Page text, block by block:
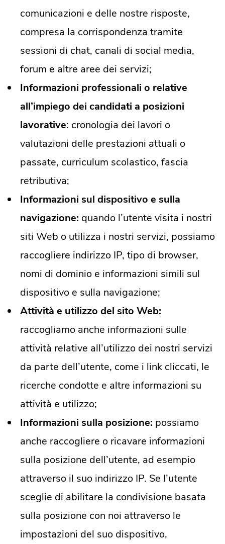
comunicazioni e delle nostre risposte,
compresa la corrispondenza tramite
sessioni di chat, canali di social media,
forum e altre aree dei servizi;
Informazioni professionali o relative
all’impiego dei candidati a posizioni
lavorative: cronologia dei lavori o
valutazioni delle prestazioni attuali o
passate, curriculum scolastico, fascia
retributiva;
Informazioni sul dispositivo e sulla
navigazione: quando l’utente visita i nostri
siti Web o utilizza i nostri servizi, possiamo
raccogliere indirizzo IP, tipo di browser,
nomi di dominio e informazioni simili sul
dispositivo e sulla navigazione;
Attività e utilizzo del sito Web:
raccogliamo anche informazioni sulle
attività relative all’utilizzo dei nostri servizi
da parte dell’utente, come i link cliccati, le
ricerche condotte e altre informazioni su
attività e utilizzo;
Informazioni sulla posizione: possiamo
anche raccogliere o ricavare informazioni
sulla posizione dell’utente, ad esempio
attraverso il suo indirizzo IP. Se l’utente
sceglie di abilitare la condivisione basata
sulla posizione con noi attraverso le
impostazioni del suo dispositivo,